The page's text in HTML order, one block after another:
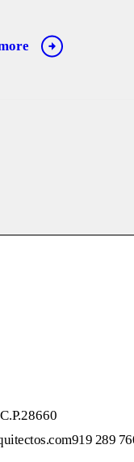
919 289